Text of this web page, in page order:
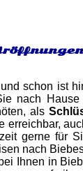
schon ist
nach
als
erreichbar,
gerne für
nach
Ihnen in